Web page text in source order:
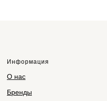
Информация
О нас
Бренды